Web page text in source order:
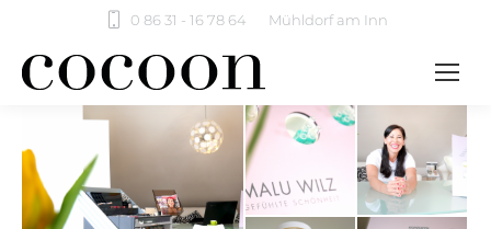
0 86 31 - 16 78 64 Mühldorf am Inn